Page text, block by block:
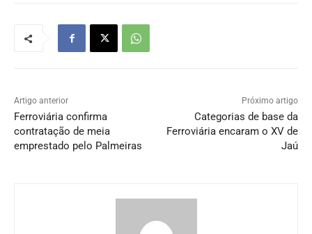
Artigo anterior
Ferroviária confirma
contratação de meia
emprestado pelo Palmeiras
Próximo artigo
Categorias de base da
Ferroviária encaram o XV de
Jaú